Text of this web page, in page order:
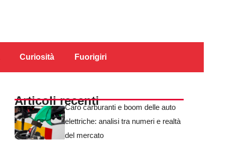
Curiosità Fuorigiri
Articoli recentiCaro carburanti e boom delle auto
elettriche: analisi tra numeri e realtà
del mercato